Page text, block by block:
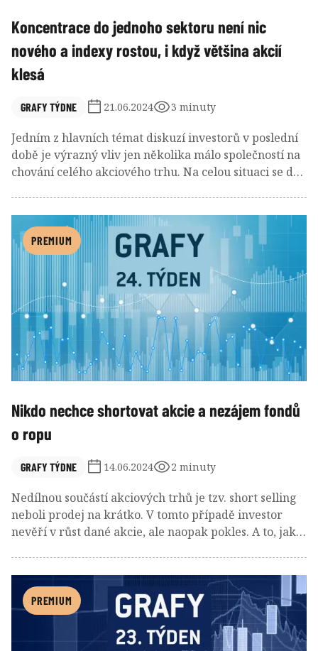
Koncentrace do jednoho sektoru není nic
nového a indexy rostou, i když většina akcií
klesá
GRAFY TÝDNE 21.06.2024 3 minuty
Jedním z hlavních témat diskuzí investorů v poslední
době je výrazný vliv jen několika málo společností na
chování celého akciového trhu. Na celou situaci se dá
PREMIUM
Nikdo nechce shortovat akcie a nezájem fondů
o ropu
GRAFY TÝDNE 14.06.2024 2 minuty
Nedílnou součástí akciových trhů je tzv. short selling
neboli prodej na krátko. V tomto případě investor
nevěří v růst dané akcie, ale naopak pokles. A to, jak
to, jak se chovají hedge fondy.
PREMIUM